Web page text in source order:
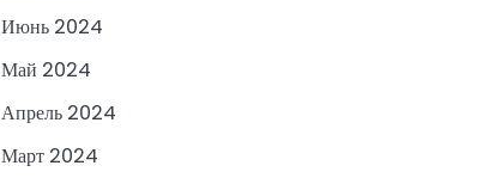
Июнь 2024
Май 2024
Апрель 2024
Март 2024